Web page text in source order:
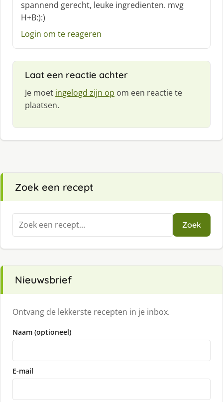
h
r
e
:
spannend gerecht, leuke ingredienten. mvg
H+B:):)
Login om te reageren
Laat een reactie achter
Je moet ingelogd zijn op om een reactie te
plaatsen.
Zoek een recept
Zoeken
naar:
Zoek
Nieuwsbrief
Ontvang de lekkerste recepten in je inbox.
Naam (optioneel)
E-mail